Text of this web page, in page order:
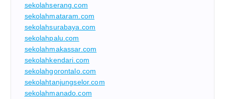
sekolahserang.com
sekolahmataram.com
sekolahsurabaya.com
sekolahpalu.com
sekolahmakassar.com
sekolahkendari.com
sekolahgorontalo.com
sekolahtanjungselor.com
sekolahmanado.com